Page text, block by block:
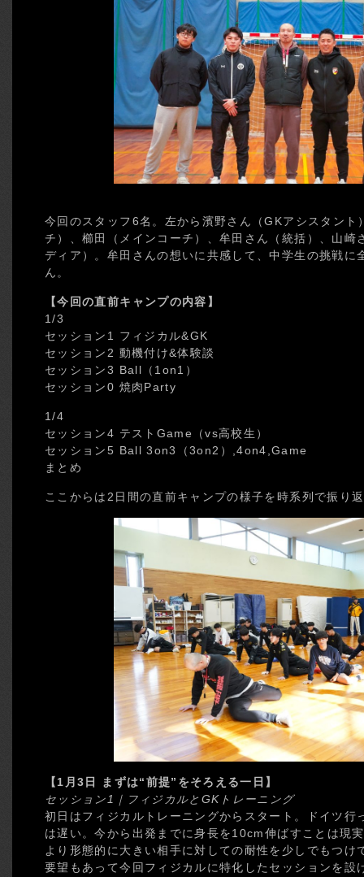
今回のスタッフ6名。左から濱野さん（GKアシスタント
チ）、櫛田（メインコーチ）、牟田さん（統括）、山崎
ディア）。牟田さんの想いに共感して、中学生の挑戦に
ん。
【今回の直前キャンプの内容】
1/3
セッション1 フィジカル&GK
セッション2 動機付け&体験談
セッション3 Ball（1on1）
セッション0 焼肉Party
1/4
セッション4 テストGame（vs高校生）
セッション5 Ball 3on3（3on2）,4on4,Game
まとめ
ここからは2日間の直前キャンプの様子を時系列で振り
【1月3日 まずは“前提”をそろえる一日】
セッション1｜フィジカルとGKトレーニング
初日はフィジカルトレーニングからスタート。ドイツ行
は遅い。今から出発までに身長を10cm伸ばすことは現
より形態的に大きい相手に対しての耐性を少しでもつけ
要望もあって今回フィジカルに特化したセッションを設